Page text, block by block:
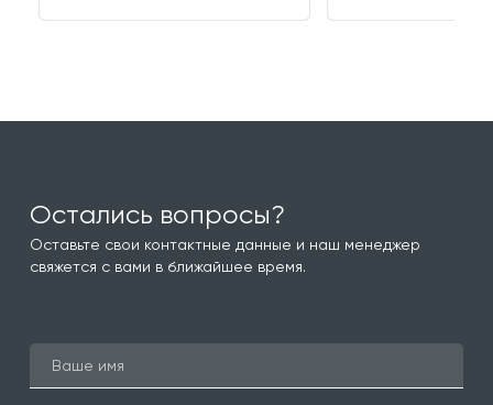
Остались вопросы?
Оставьте свои контактные данные и наш менеджер
свяжется с вами в ближайшее время.